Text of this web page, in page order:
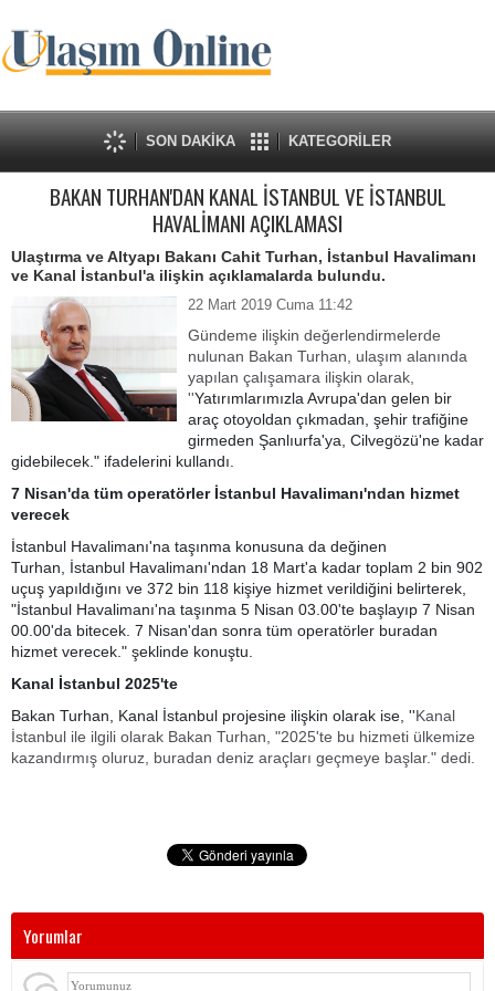
SON DAKİKA KATEGORİLER
BAKAN TURHAN'DAN KANAL İSTANBUL VE İSTANBUL
HAVALİMANI AÇIKLAMASI
Ulaştırma ve Altyapı Bakanı Cahit Turhan, İstanbul Havalimanı
ve Kanal İstanbul'a ilişkin açıklamalarda bulundu.
22 Mart 2019 Cuma 11:42
Gündeme ilişkin değerlendirmelerde
nulunan Bakan Turhan, ulaşım alanında
yapılan çalışamara ilişkin olarak,
''Yatırımlarımızla Avrupa'dan gelen bir
araç otoyoldan çıkmadan, şehir trafiğine
girmeden Şanlıurfa'ya, Cilvegözü'ne kadar
gidebilecek." ifadelerini kullandı.
7 Nisan'da tüm operatörler İstanbul Havalimanı'ndan hizmet
verecek
İstanbul Havalimanı'na taşınma konusuna da değinen
Turhan, İstanbul Havalimanı'ndan 18 Mart'a kadar toplam 2 bin 902
uçuş yapıldığını ve 372 bin 118 kişiye hizmet verildiğini belirterek,
"İstanbul Havalimanı'na taşınma 5 Nisan 03.00'te başlayıp 7 Nisan
00.00'da bitecek. 7 Nisan'dan sonra tüm operatörler buradan
hizmet verecek." şeklinde konuştu.
Kanal İstanbul 2025'te
Bakan Turhan, Kanal İstanbul projesine ilişkin olarak ise, ''Kanal
İstanbul ile ilgili olarak Bakan Turhan, "2025'te bu hizmeti ülkemize
kazandırmış oluruz, buradan deniz araçları geçmeye başlar." dedi.
Yorumlar